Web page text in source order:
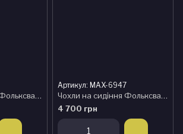
Чохли на сидіння Фольксваген Пасат Б6 (Volkswagen Passat B6) модельні MAX з екошкіри Чорно-коричневий
Артикул: MAX-6947
Чохли на сидіння Фольксваген Пасат Б6 (Volkswagen Passat B6) модельні MAX з екошкіри Чорно-сірий, графіт
4 700 грн